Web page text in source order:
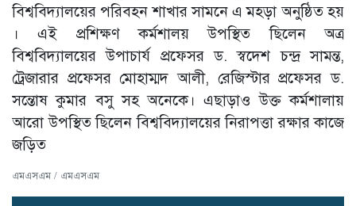
বিশ্ববিদ্যালয়ের পরিবহন শাখার সামনে এ মহড়া অনুষ্ঠিত হয়
। এই প্রশিক্ষণ কর্মশালয় উপস্থিত ছিলেন অত্র
বিশ্ববিদ্যালয়ের উপাচার্য প্রফেসর ড. স্বদেশ চন্দ্র সামন্ত,
ট্রেজারার প্রফেসর মোহাম্মদ আলী, রেজিস্টার প্রফেসর ড.
সন্তোষ কুমার বসু সহ অনেকে। এছাড়াও উক্ত কর্মশালায়
আরো উপস্থিত ছিলেন বিশ্ববিদ্যালয়ের নিরাপত্তা রক্ষার কাজে
জড়িত
এমএসএম / এমএসএম